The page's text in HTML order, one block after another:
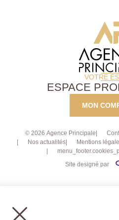
VOTRE
ESPACE
MON
© 2026 Agence Principale
Nos actualités
Mentions
Site designé par